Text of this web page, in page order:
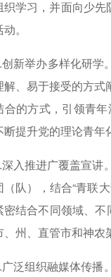
织学习，并面向少
。
举办多样化研学。
解、易于接受的方
合的方式，引领青
断提升党的理论青年
推进广覆盖宣讲。
队），结合“青联
密结合不同领域、
、州、直管市和神
组织融媒体传播。